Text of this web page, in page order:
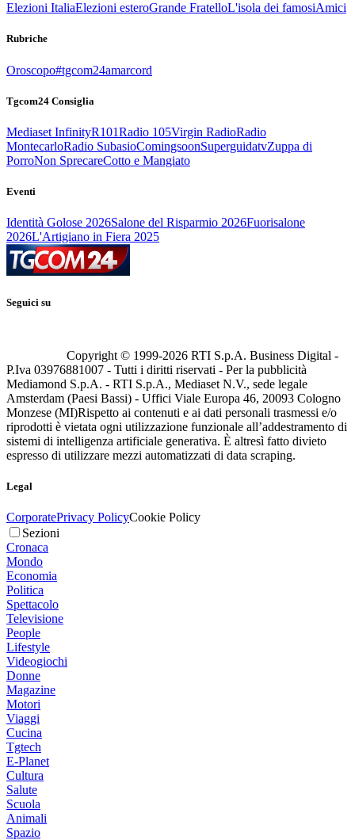
Elezioni ItaliaElezioni esteroGrande FratelloL'isola dei famosiAmici
Rubriche
Oroscopo#tgcom24amarcord
Tgcom24 Consiglia
Mediaset InfinityR101Radio 105Virgin RadioRadio
MontecarloRadio SubasioComingsoonSuperguidatvZuppa di
PorroNon SprecareCotto e Mangiato
Eventi
Identità Golose 2026Salone del Risparmio 2026Fuorisalone
2026L'Artigiano in Fiera 2025
Seguici su
Copyright © 1999-2026 RTI S.p.A. Business Digital -
P.Iva 03976881007 - Tutti i diritti riservati - Per la pubblicità
Mediamond S.p.A. - RTI S.p.A., Mediaset N.V., sede legale
Amsterdam (Paesi Bassi) - Uffici Viale Europa 46, 20093 Cologno
Monzese (MI)Rispetto ai contenuti e ai dati personali trasmessi e/o
riprodotti è vietata ogni utilizzazione funzionale all’addestramento di
sistemi di intelligenza artificiale generativa. È altresì fatto divieto
espresso di utilizzare mezzi automatizzati di data scraping.
Legal
CorporatePrivacy PolicyCookie Policy
Sezioni
Cronaca
Mondo
Economia
Politica
Spettacolo
Televisione
People
Lifestyle
Videogiochi
Donne
Magazine
Motori
Viaggi
Cucina
Tgtech
E-Planet
Cultura
Salute
Scuola
Animali
Spazio